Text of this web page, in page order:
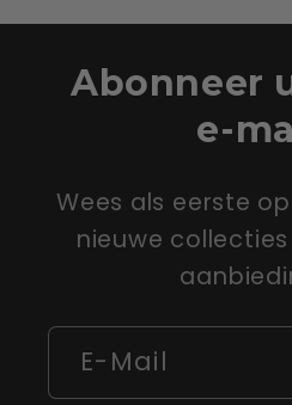
Abonneer
e-
Wees als eerste
nieuwe
E-Mail